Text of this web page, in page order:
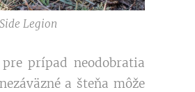
Legion
prípad neodobratia
a šteňa môže